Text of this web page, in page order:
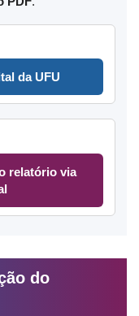
da UFU
relatório via
do